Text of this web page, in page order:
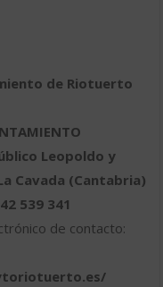
de Riotuerto
Leopoldo y
Cavada (Cantabria)
539 341
de contacto: